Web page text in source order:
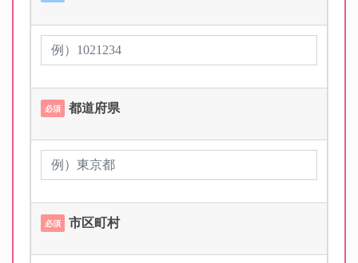
必須 都道府県
必須 市区町村